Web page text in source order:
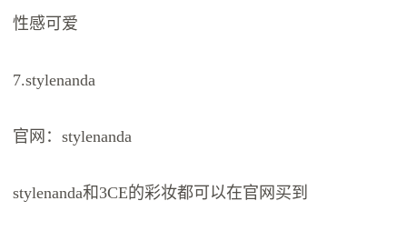
性感可爱
7.stylenanda
官网：stylenanda
stylenanda和3CE的彩妆都可以在官网买到